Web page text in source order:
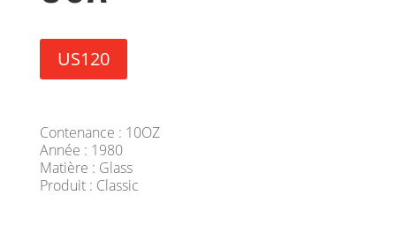
US120
Contenance : 10OZ
Année : 1980
Matière : Glass
Produit : Classic